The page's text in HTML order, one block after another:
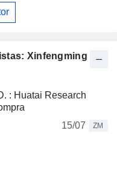
Xinfengming
: Huatai Research
15/07
ZM